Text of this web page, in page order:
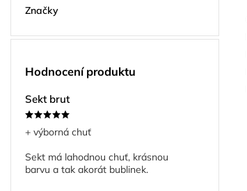
Značky
Hodnocení produktu
Sekt brut
+ výborná chuť
Sekt má lahodnou chuť, krásnou
barvu a tak akorát bublinek.